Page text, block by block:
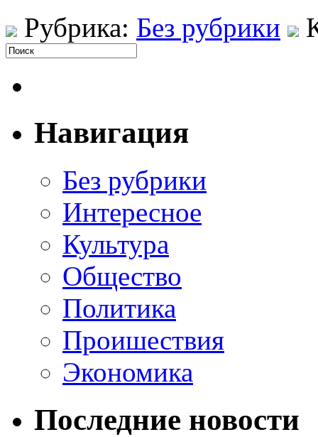
Рубрика: Без рубрики
Навигация
Без рубрики
Интересное
Культура
Общество
Политика
Проишествия
Экономика
Последние новости